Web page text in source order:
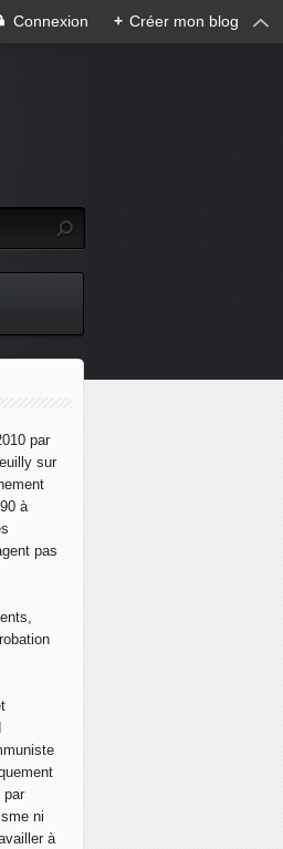
Connexion + Créer mon blog
CONTRE LES
par
sur
à
pas
par
ni
à